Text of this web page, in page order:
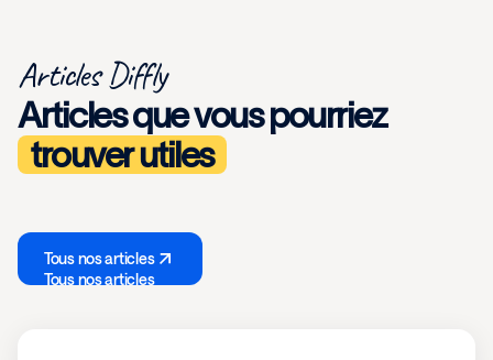
Articles Diffly
Articles que vous pourriez
trouver utiles
Tous nos articles
Tous nos articles